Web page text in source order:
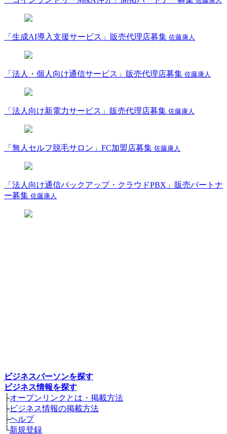
「生成AI導入支援サービス」販売代理店募集 佐藤康人
「法人・個人向け通信サービス」販売代理店募集 佐藤康人
「法人向け新電力サービス」販売代理店募集 佐藤康人
「無人セルフ脱毛サロン」FC加盟店募集 佐藤康人
「法人向け通信バックアップ・クラウドPBX」販売パートナ
ー募集 佐藤康人
ビジネスパーソンを探す
ビジネス情報を探す
├オープンリンクとは・掲載方法
├ビジネス情報の掲載方法
├ヘルプ
└新規登録